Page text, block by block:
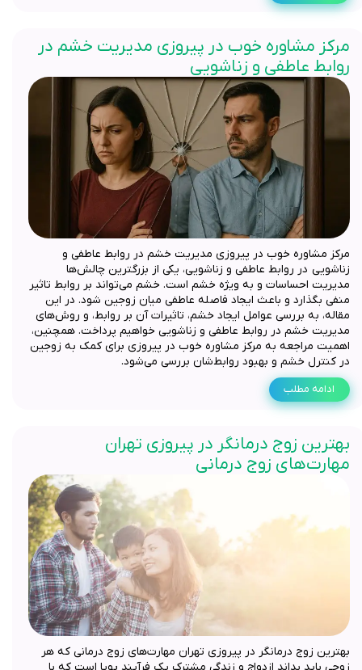
مرکز مشاوره خوب در پیروزی مدیریت خشم در
روابط عاطفی و زناشویی
مرکز مشاوره خوب در پیروزی مدیریت خشم در روابط عاطفی و
زناشویی در روابط عاطفی و زناشویی، یکی از بزرگترین چالش‌ها
مدیریت احساسات و به ویژه خشم است. خشم می‌تواند بر روابط تاثیر
منفی بگذارد و باعث ایجاد فاصله عاطفی میان زوجین شود. در این
مقاله، به بررسی عوامل ایجاد خشم، تاثیرات آن بر روابط، و روش‌های
مدیریت خشم در روابط عاطفی و زناشویی خواهیم پرداخت. همچنین،
اهمیت مراجعه به مرکز مشاوره خوب در پیروزی برای کمک به زوجین
در کنترل خشم و بهبود روابط‌شان بررسی می‌شود.
ادامه مطلب
بهترین زوج درمانگر در پیروزی تهران
مهارت‌های زوج درمانی
بهترین زوج درمانگر در پیروزی تهران مهارت‌های زوج درمانی که هر